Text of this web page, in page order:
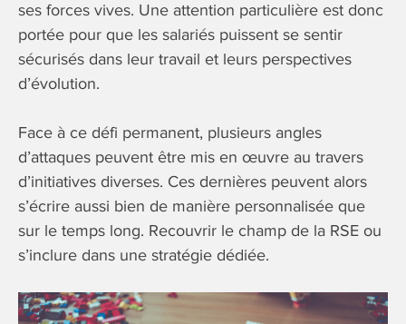
ses forces vives. Une attention particulière est donc
portée pour que les salariés puissent se sentir
sécurisés dans leur travail et leurs perspectives
d’évolution.
Face à ce défi permanent, plusieurs angles
d’attaques peuvent être mis en œuvre au travers
d’initiatives diverses. Ces dernières peuvent alors
s’écrire aussi bien de manière personnalisée que
sur le temps long. Recouvrir le champ de la RSE ou
s’inclure dans une stratégie dédiée.